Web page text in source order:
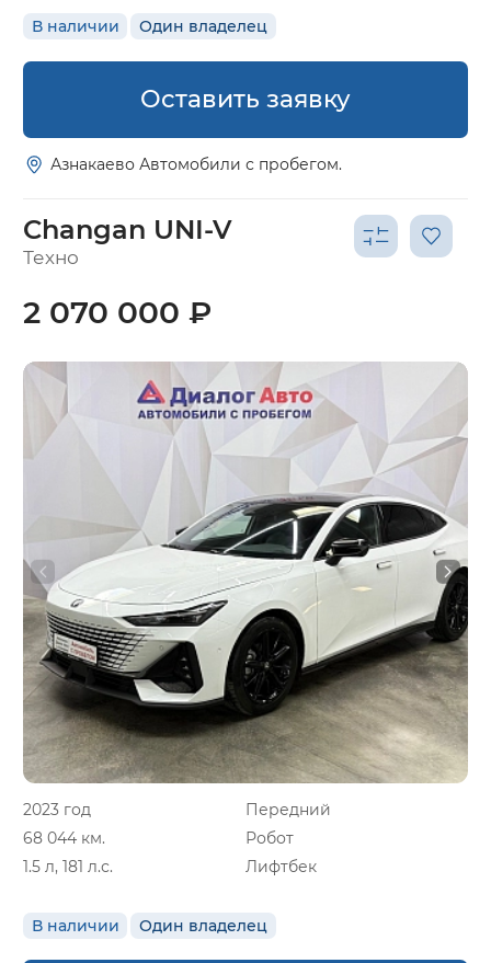
В наличии Один владелец
Оставить заявку
Азнакаево Автомобили с пробегом.
Changan UNI-V
Техно
2023 год
Передний
68 044 км.
Робот
1.5 л, 181 л.с.
Лифтбек
В наличии Один владелец
2 070 000 ₽